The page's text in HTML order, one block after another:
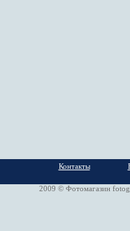
Контакты
2009 © Фотомагазин